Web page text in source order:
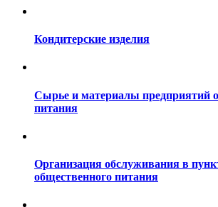
Кондитерские изделия
Сырье и материалы предприятий
питания
Организация обслуживания в
общественного питания